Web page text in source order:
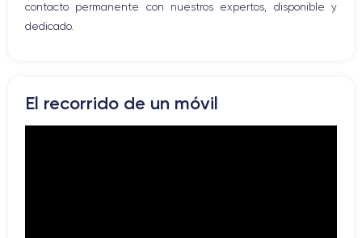
contacto permanente con nuestros expertos, disponible y
dedicado.
El recorrido de un móvil